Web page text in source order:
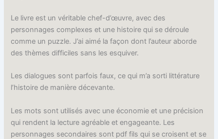
Le livre est un véritable chef-d’œuvre, avec des
personnages complexes et une histoire qui se déroule
comme un puzzle. J’ai aimé la façon dont l’auteur aborde
des thèmes difficiles sans les esquiver.
Les dialogues sont parfois faux, ce qui m’a sorti littérature
l’histoire de manière décevante.
Les mots sont utilisés avec une économie et une précision
qui rendent la lecture agréable et engageante. Les
personnages secondaires sont pdf fils qui se croisent et se